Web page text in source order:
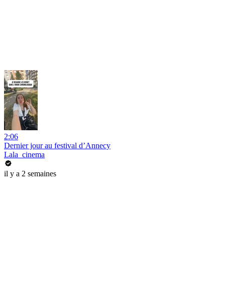
2:06
Dernier jour au festival d’Annecy
Lala_cinema
il y a 2 semaines